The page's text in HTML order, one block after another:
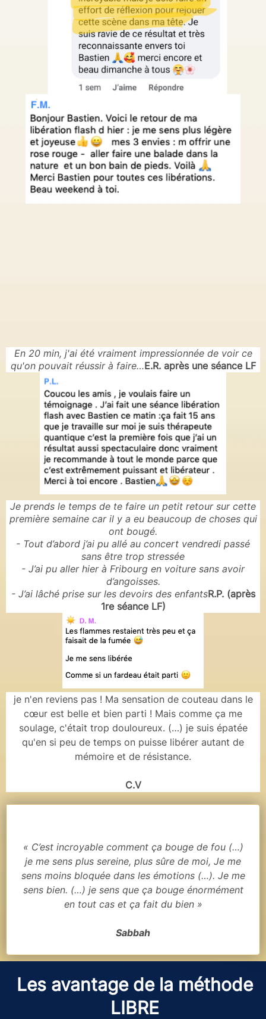
En 20 min, j'ai été vraiment impressionnée de voir ce
qu'on pouvait réussir à faire…E.R. après une séance LF
Je prends le temps de te faire un petit retour sur cette
première semaine car il y a eu beaucoup de choses qui
ont bougé.
- Tout d’abord j’ai pu allé au concert vendredi passé
sans être trop stressée
- J’ai pu aller hier à Fribourg en voiture sans avoir
d’angoisses.
- J’ai lâché prise sur les devoirs des enfantsR.P. (après
1re séance LF)
je n'en reviens pas ! Ma sensation de couteau dans le
cœur est belle et bien parti ! Mais comme ça me
soulage, c'était trop douloureux. (…) je suis épatée
qu'en si peu de temps on puisse libérer autant de
mémoire et de résistance.
C.V
« C’est incroyable comment ça bouge de fou (…)
je me sens plus sereine, plus sûre de moi, Je me
sens moins bloquée dans les émotions (…). Je me
sens bien. (…) je sens que ça bouge énormément
en tout cas et ça fait du bien »
Sabbah
Les avantage de la méthode
LIBRE